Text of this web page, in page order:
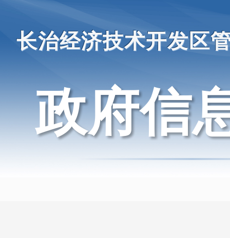
长治经济技术开发区
政府信